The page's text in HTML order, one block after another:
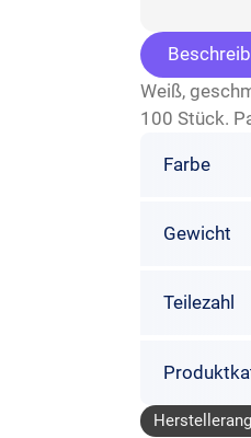
Weiß,
100 Stück.
Farbe
Gewicht
Teilezahl